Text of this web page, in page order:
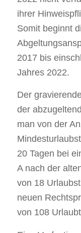
ihrer
Somit beginnt
2017 bis
Jahres 2022.
Der
der
man von der
20 Tagen bei
A nach der
von 18
neuen
von 108